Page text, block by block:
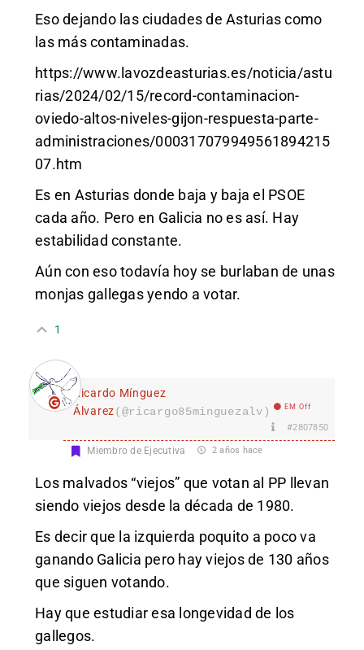
Eso dejando las ciudades de Asturias como
las más contaminadas.
https://www.lavozdeasturias.es/noticia/astu
rias/2024/02/15/record-contaminacion-
oviedo-altos-niveles-gijon-respuesta-parte-
administraciones/000317079949561894215
07.htm
Es en Asturias donde baja y baja el PSOE
cada año. Pero en Galicia no es así. Hay
estabilidad constante.
Aún con eso todavía hoy se burlaban de unas
monjas gallegas yendo a votar.
1
Ricardo Mínguez
Álvarez(@ricargo85minguezalv) EM Off
#2807850
Miembro de Ejecutiva 2 años hace
Los malvados “viejos” que votan al PP llevan
siendo viejos desde la década de 1980.
Es decir que la izquierda poquito a poco va
ganando Galicia pero hay viejos de 130 años
que siguen votando.
Hay que estudiar esa longevidad de los
gallegos.